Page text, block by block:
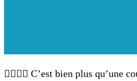
🏃‍♂️🏃‍♀️ C’est bien plus qu’une